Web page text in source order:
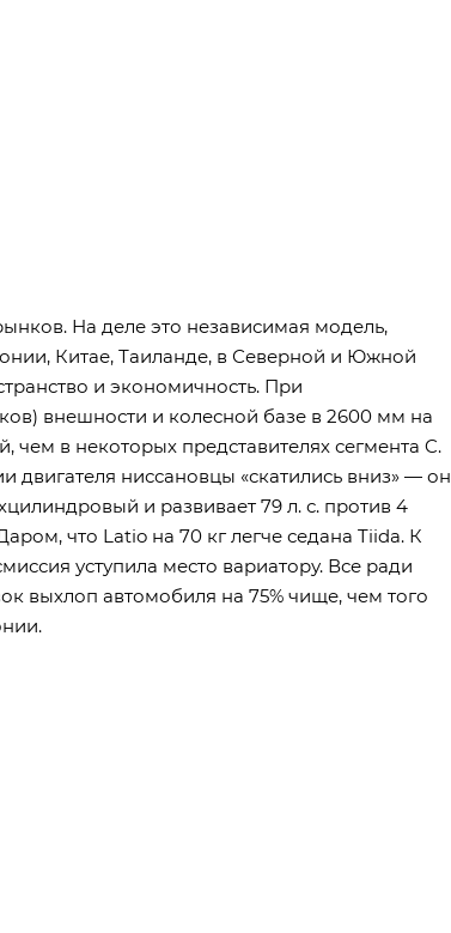
На деле это независимая модель,
Китае, Таиланде, в Северной и Южной
и экономичность. При
внешности и колесной базе в 2600 мм на
чем в некоторых представителях сегмента C.
ниссановцы «скатились вниз» — он
и развивает 79 л. с. против 4
что Latio на 70 кг легче седана Tiida. К
уступила место вариатору. Все ради
выхлоп автомобиля на 75% чище, чем того